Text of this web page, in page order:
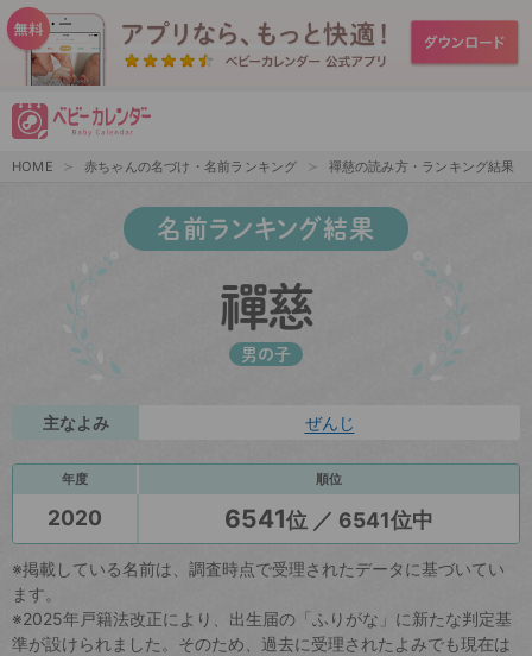
HOME 赤ちゃんの名づけ・名前ランキング 禪慈の読み方・ランキング結果
名前ランキング結果
禪慈
男の子
主なよみ ぜんじ
年度 順位
2020 6541位 ／ 6541位中
※掲載している名前は、調査時点で受理されたデータに基づいてい
ます。
※2025年戸籍法改正により、出生届の「ふりがな」に新たな判定基
準が設けられました。そのため、過去に受理されたよみでも現在は